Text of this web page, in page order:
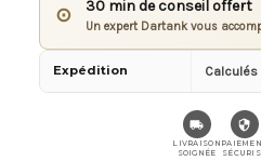
⊙ 30 min de conseil offert
Un expert Dartank vous
Expédition
LIVRAISON
SOIGNÉE